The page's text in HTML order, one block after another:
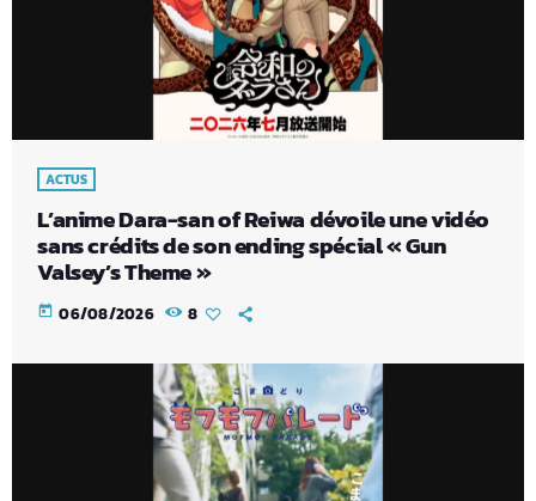
ACTUS
L’anime Dara-san of Reiwa dévoile une vidéo
sans crédits de son ending spécial « Gun
Valsey’s Theme »
today 06/08/2026 8